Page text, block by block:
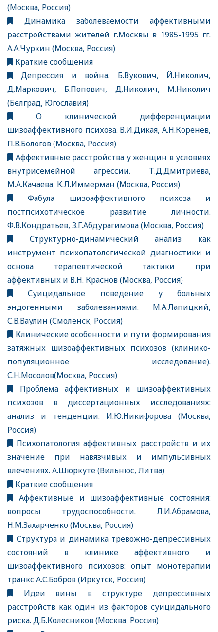
(Москва, Россия)
Динамика заболеваемости аффективными
расстройствами жителей г.Москвы в 1985-1995 гг.
А.А.Чуркин (Москва, Россия)
Краткие сообщения
Депрессия и война. Б.Вукович, Й.Николич,
Д.Маркович, Б.Попович, Д.Николич, М.Николич
(Белград, Югославия)
О клинической дифференциации
шизоаффективного психоза. В.И.Дикая, А.Н.Коренев,
П.В.Бологов (Москва, Россия)
Аффективные расстройства у женщин в условиях
внутрисемейной агрессии. Т.Д.Дмитриева,
М.А.Качаева, К.Л.Иммерман (Москва, Россия)
Фабула шизоаффективного психоза и
постпсихотическое развитие личности.
Ф.В.Кондратьев, З.Г.Абдурагимова (Москва, Россия)
Структурно-динамический анализ как
инструмент психопатологической диагностики и
основа терапевтической тактики при
аффективных и В.Н. Краснов (Москва, Россия)
Суицидальное поведение у больных
эндогенными заболеваниями. М.А.Лапицкий,
С.В.Ваулин (Смоленск, Россия)
Клинические особенности и пути формирования
затяжных шизоаффективных психозов (клинико-
популяционное исследование).
С.Н.Мосолов(Москва, Россия)
Проблема аффективных и шизоаффективных
психозов в диссертационных исследованиях:
анализ и тенденции. И.Ю.Никифорова (Москва,
Россия)
Психопатология аффективных расстройств и их
значение при навязчивых и импульсивных
влечениях. А.Шюркуте (Вильнюс, Литва)
Краткие сообщения
Аффективные и шизоаффективные состояния:
вопросы трудоспособности. Л.И.Абрамова,
Н.М.Захарченко (Москва, Россия)
Структура и динамика тревожно-депрессивных
состояний в клинике аффективного и
шизоаффективного психозов: опыт монотерапии
транкс А.С.Бобров (Иркутск, Россия)
Идеи вины в структуре депрессивных
расстройств как один из факторов суицидального
риска. Д.Б.Колесников (Москва, Россия)